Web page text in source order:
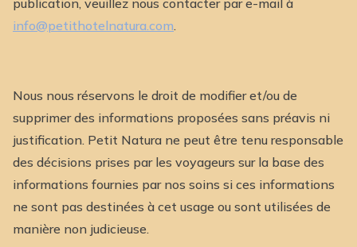
publication, veuillez nous contacter par e-mail à
info@petithotelnatura.com.
Nous nous réservons le droit de modifier et/ou de
supprimer des informations proposées sans préavis ni
justification. Petit Natura ne peut être tenu responsable
des décisions prises par les voyageurs sur la base des
informations fournies par nos soins si ces informations
ne sont pas destinées à cet usage ou sont utilisées de
manière non judicieuse.